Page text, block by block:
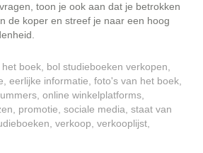
toon je ook aan dat je betrokken
de koper en streef je naar een hoog
het boek bol studieboeken verkopen
eerlijke informatie foto's van het boek
online winkelplatforms
promotie sociale media staat van
verkoop verkooplijst